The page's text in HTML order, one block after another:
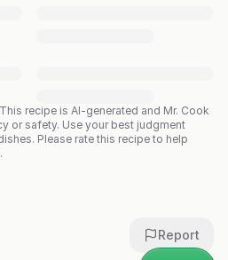
This recipe is AI-generated and Mr. Cook
or safety. Use your best judgment
Please rate this recipe to help
Report